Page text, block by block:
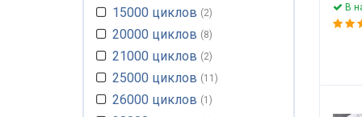
В
15000 циклов 2
20000 циклов 8
21000 циклов 2
25000 циклов 11
26000 циклов 1